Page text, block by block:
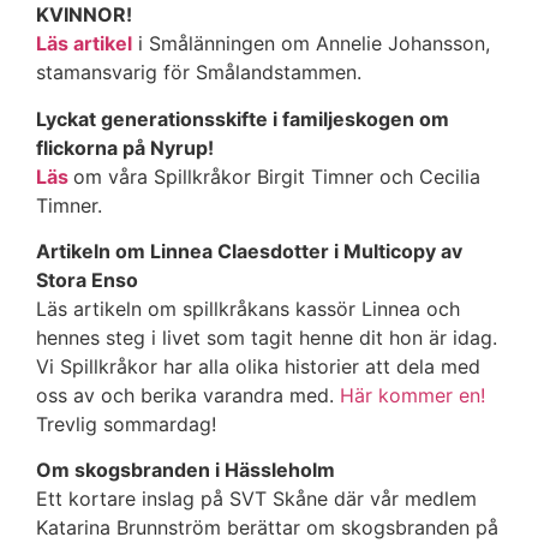
KVINNOR!
Läs artikel i Smålänningen om Annelie Johansson,
stamansvarig för Smålandstammen.
Lyckat generationsskifte i familjeskogen om
flickorna på Nyrup!
Läs om våra Spillkråkor Birgit Timner och Cecilia
Timner.
Artikeln om Linnea Claesdotter i Multicopy av
Stora Enso
Läs artikeln om spillkråkans kassör Linnea och
hennes steg i livet som tagit henne dit hon är idag.
Vi Spillkråkor har alla olika historier att dela med
oss av och berika varandra med. Här kommer en!
Trevlig sommardag!
Om skogsbranden i Hässleholm
Ett kortare inslag på SVT Skåne där vår medlem
Katarina Brunnström berättar om skogsbranden på